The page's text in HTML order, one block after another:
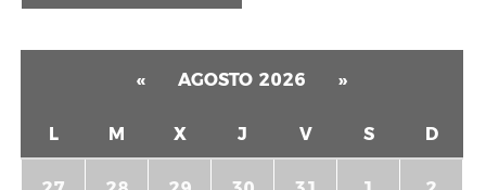
« AGOSTO 2026 »
L M X J V S D